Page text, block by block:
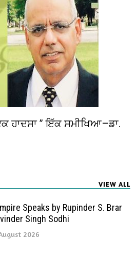
ਹਾਦਸਾ ” ਇੱਕ ਸਮੀਖਿਆ—ਡਾ.
VIEW ALL
Speaks by Rupinder S. Brar
Singh Sodhi
2026